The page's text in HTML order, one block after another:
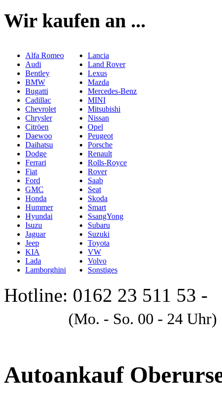
Wir kaufen an ...
Alfa Romeo
Audi
Bentley
BMW
Bugatti
Cadillac
Chevrolet
Chrysler
Citröen
Daewoo
Daihatsu
Dodge
Ferrari
Fiat
Ford
GMC
Honda
Hummer
Hyundai
Isuzu
Jaguar
Jeep
KIA
Lada
Lamborghini
Lancia
Land Rover
Lexus
Mazda
Mercedes-Benz
MINI
Mitsubishi
Nissan
Opel
Peugeot
Porsche
Renault
Rolls-Royce
Rover
Saab
Seat
Skoda
Smart
SsangYong
Subaru
Suzuki
Toyota
VW
Volvo
Sonstiges
Hotline: 0162 23 511 53 -
(Mo. - So. 00 - 24 Uhr)
Autoankauf